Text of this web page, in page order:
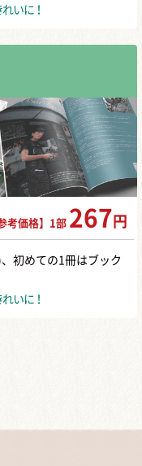
いに！
考価格】1部 267 円
初めての1冊はブック
いに！